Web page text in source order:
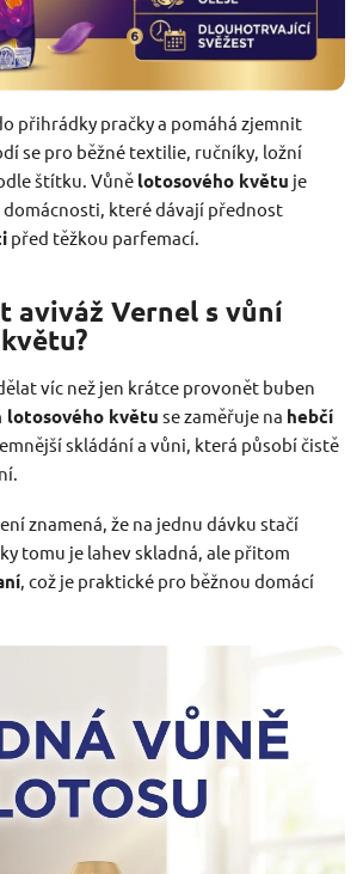
přihrádky pračky a pomáhá zjemnit
se pro běžné textilie, ručníky, ložní
štítku. Vůně lotosového květu je
které dávají přednost
před těžkou parfemací.
aviváž Vernel s vůní
víc než jen krátce provonět buben
lotosového květu se zaměřuje na hebčí
skládání a vůni, která působí čistě
znamená, že na jednu dávku stačí
tomu je lahev skladná, ale přitom
, což je praktické pro běžnou domácí